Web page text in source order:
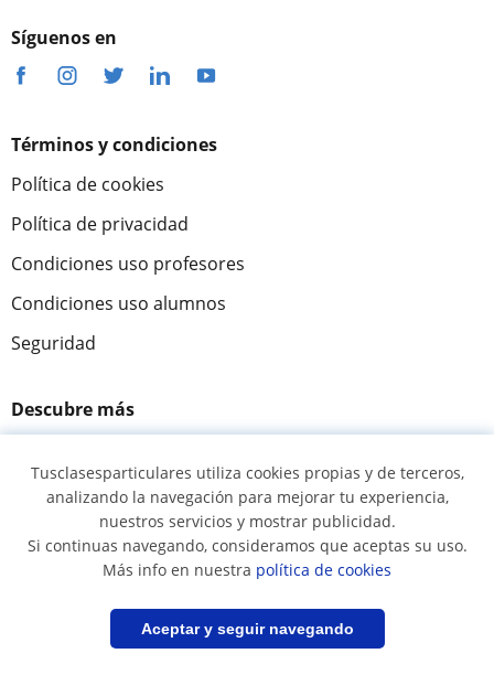
Guardar búsqueda
Síguenos en
Términos y condiciones
Política de cookies
Política de privacidad
Condiciones uso profesores
Condiciones uso alumnos
Seguridad
Descubre más
Cómo funciona
Acceso profesores
Acceso a alumnos
Misión y visión
Tusclases en el mundo
Tusclasesparticulares utiliza cookies propias y de terceros,
analizando la navegación para mejorar tu experiencia,
nuestros servicios y mostrar publicidad.
Si continuas navegando, consideramos que aceptas su uso.
Más info en nuestra política de cookies
Aceptar y seguir navegando